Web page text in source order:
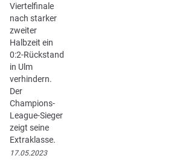
Viertelfinale
nach starker
zweiter
Halbzeit ein
0:2-Rückstand
in Ulm
verhindern.
Der
Champions-
League-Sieger
zeigt seine
Extraklasse.
17.05.2023